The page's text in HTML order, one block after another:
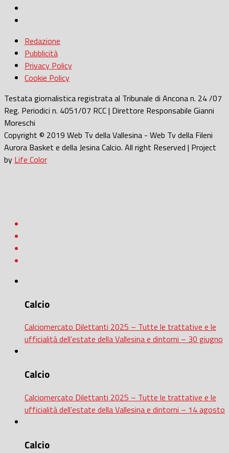
Redazione
Pubblicità
Privacy Policy
Cookie Policy
Testata giornalistica registrata al Tribunale di Ancona n. 24 /07
Reg. Periodici n. 4051/07 RCC | Direttore Responsabile Gianni
Moreschi
Copyright © 2019 Web Tv della Vallesina - Web Tv della Fileni
Aurora Basket e della Jesina Calcio. All right Reserved | Project
by Life Color
Calcio
Calciomercato Dilettanti 2025 – Tutte le trattative e le
ufficialità dell’estate della Vallesina e dintorni – 30 giugno
Calcio
Calciomercato Dilettanti 2025 – Tutte le trattative e le
ufficialità dell’estate della Vallesina e dintorni – 14 agosto
Calcio